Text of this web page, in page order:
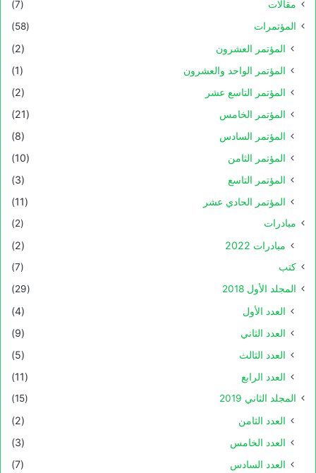
مقالات
(7)
المؤتمرات
(58)
المؤتمر العشرون
(2)
المؤتمر الواحد والعشرون
(1)
المؤتمر التاسع عشر
(2)
المؤتمر الخامس
(21)
المؤتمر السادس
(8)
المؤتمر الثامن
(10)
المؤتمر التاسع
(3)
المؤتمر الحادي عشر
(11)
مبادرات (2)
مبادرات 2022 (2)
كتب
(7)
المجلد الأول 2018
(29)
العدد الأول
(4)
العدد الثاني
(9)
العدد الثالث
(5)
العدد الرابع
(11)
المجلد الثاني 2019 (15)
العدد الثامن
(2)
العدد الخامس
(3)
العدد السادس
(7)